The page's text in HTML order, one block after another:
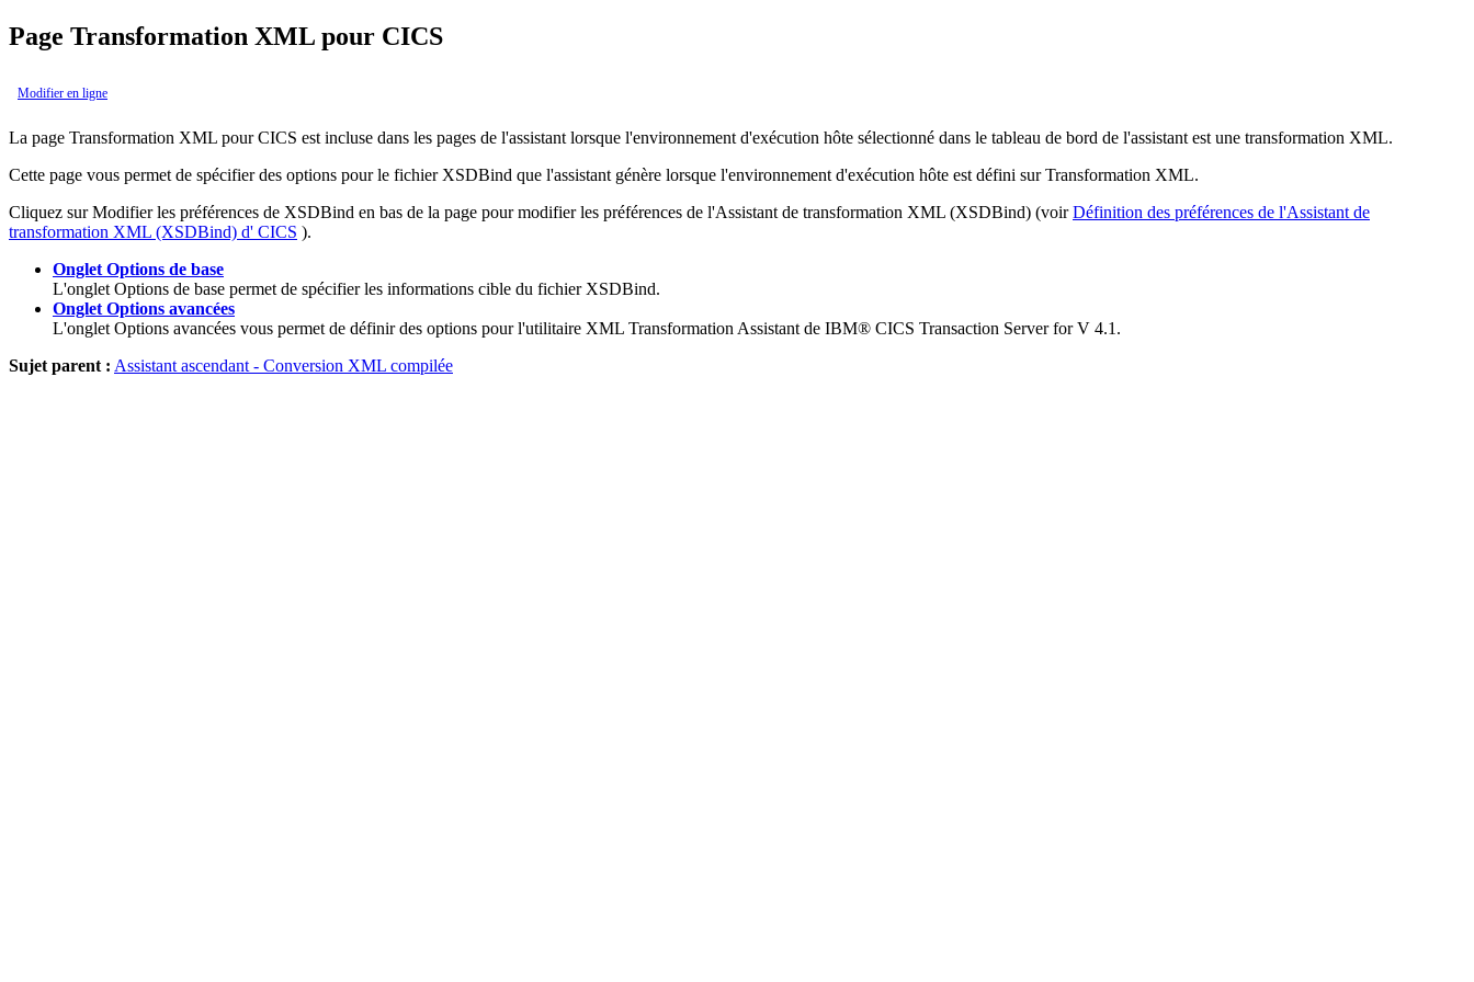
Page Transformation XML pour CICS
Modifier en ligne
La page Transformation XML pour CICS est incluse dans les pages de l'assistant lorsque l'environnement d'exécution hôte sélectionné dans le tableau de bord de l'assistant est une transformation XML.
Cette page vous permet de spécifier des options pour le fichier XSDBind que l'assistant génère lorsque l'environnement d'exécution hôte est défini sur Transformation XML.
Cliquez surModifier les préférences de XSDBind en bas de la page pour modifier les préférences de l'Assistant de transformation XML (XSDBind) (voirDéfinition des préférences de l'Assistant de
transformation XML (XSDBind) d' CICS ).
Onglet Options de base
L'onglet Options de base permet de spécifier les informations cible du fichier XSDBind.
Onglet Options avancées
L'onglet Options avancées vous permet de définir des options pour l'utilitaire XML Transformation Assistant de IBM® CICS Transaction Server for V 4.1.
Sujet parent : Assistant ascendant - Conversion XML compilée